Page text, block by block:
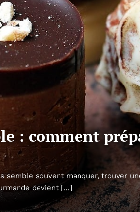
: comment
semble souvent manquer, trouver
devient […]